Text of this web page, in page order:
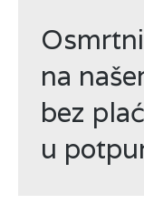
na
bez
u